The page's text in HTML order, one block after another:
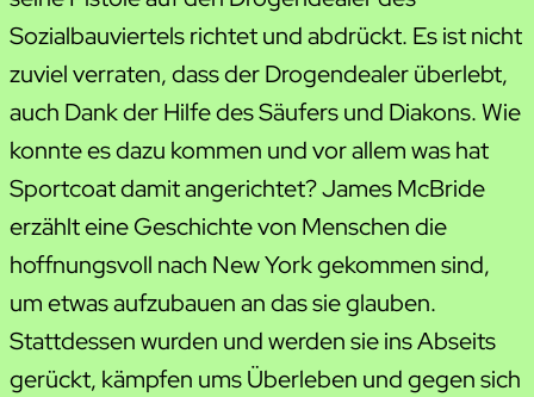
Sozialbauviertels richtet und abdrückt. Es ist nicht
zuviel verraten, dass der Drogendealer überlebt,
auch Dank der Hilfe des Säufers und Diakons. Wie
konnte es dazu kommen und vor allem was hat
Sportcoat damit angerichtet? James McBride
erzählt eine Geschichte von Menschen die
hoffnungsvoll nach New York gekommen sind,
um etwas aufzubauen an das sie glauben.
Stattdessen wurden und werden sie ins Abseits
gerückt, kämpfen ums Überleben und gegen sich